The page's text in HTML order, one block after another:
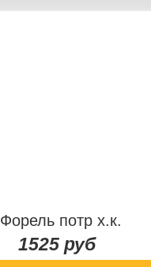
Форель потр х.к.
1525 руб